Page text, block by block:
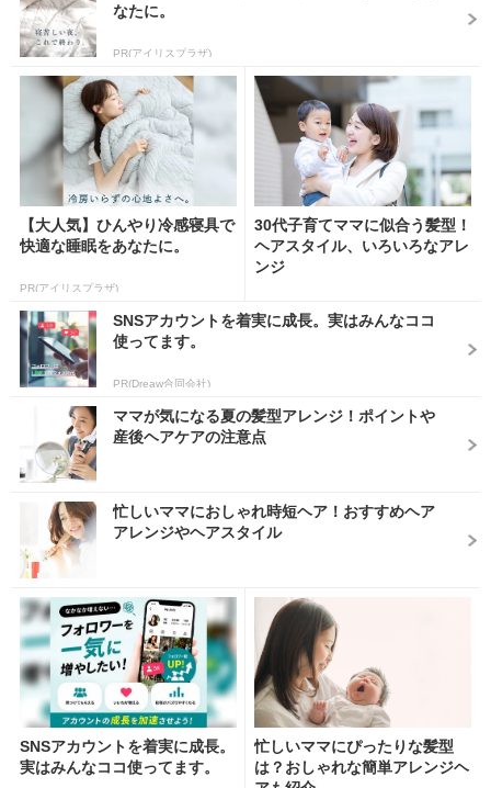
なたに。
PR(アイリスプラザ)
【大人気】ひんやり冷感寝具で
快適な睡眠をあなたに。
PR(アイリスプラザ)
30代子育てママに似合う髪型！
ヘアスタイル、いろいろなアレ
ンジ
SNSアカウントを着実に成長。実はみんなココ
使ってます。
PR(Dreaw合同会社)
ママが気になる夏の髪型アレンジ！ポイントや
産後ヘアケアの注意点
忙しいママにおしゃれ時短ヘア！おすすめヘア
アレンジやヘアスタイル
SNSアカウントを着実に成長。
実はみんなココ使ってます。
忙しいママにぴったりな髪型
は？おしゃれな簡単アレンジヘ